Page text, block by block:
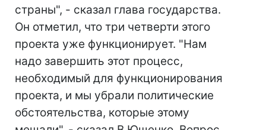
страны", - сказал глава государства.
Он отметил, что три четверти этого
проекта уже функционирует. "Нам
надо завершить этот процесс,
необходимый для функционирования
проекта, и мы убрали политические
обстоятельства, которые этому